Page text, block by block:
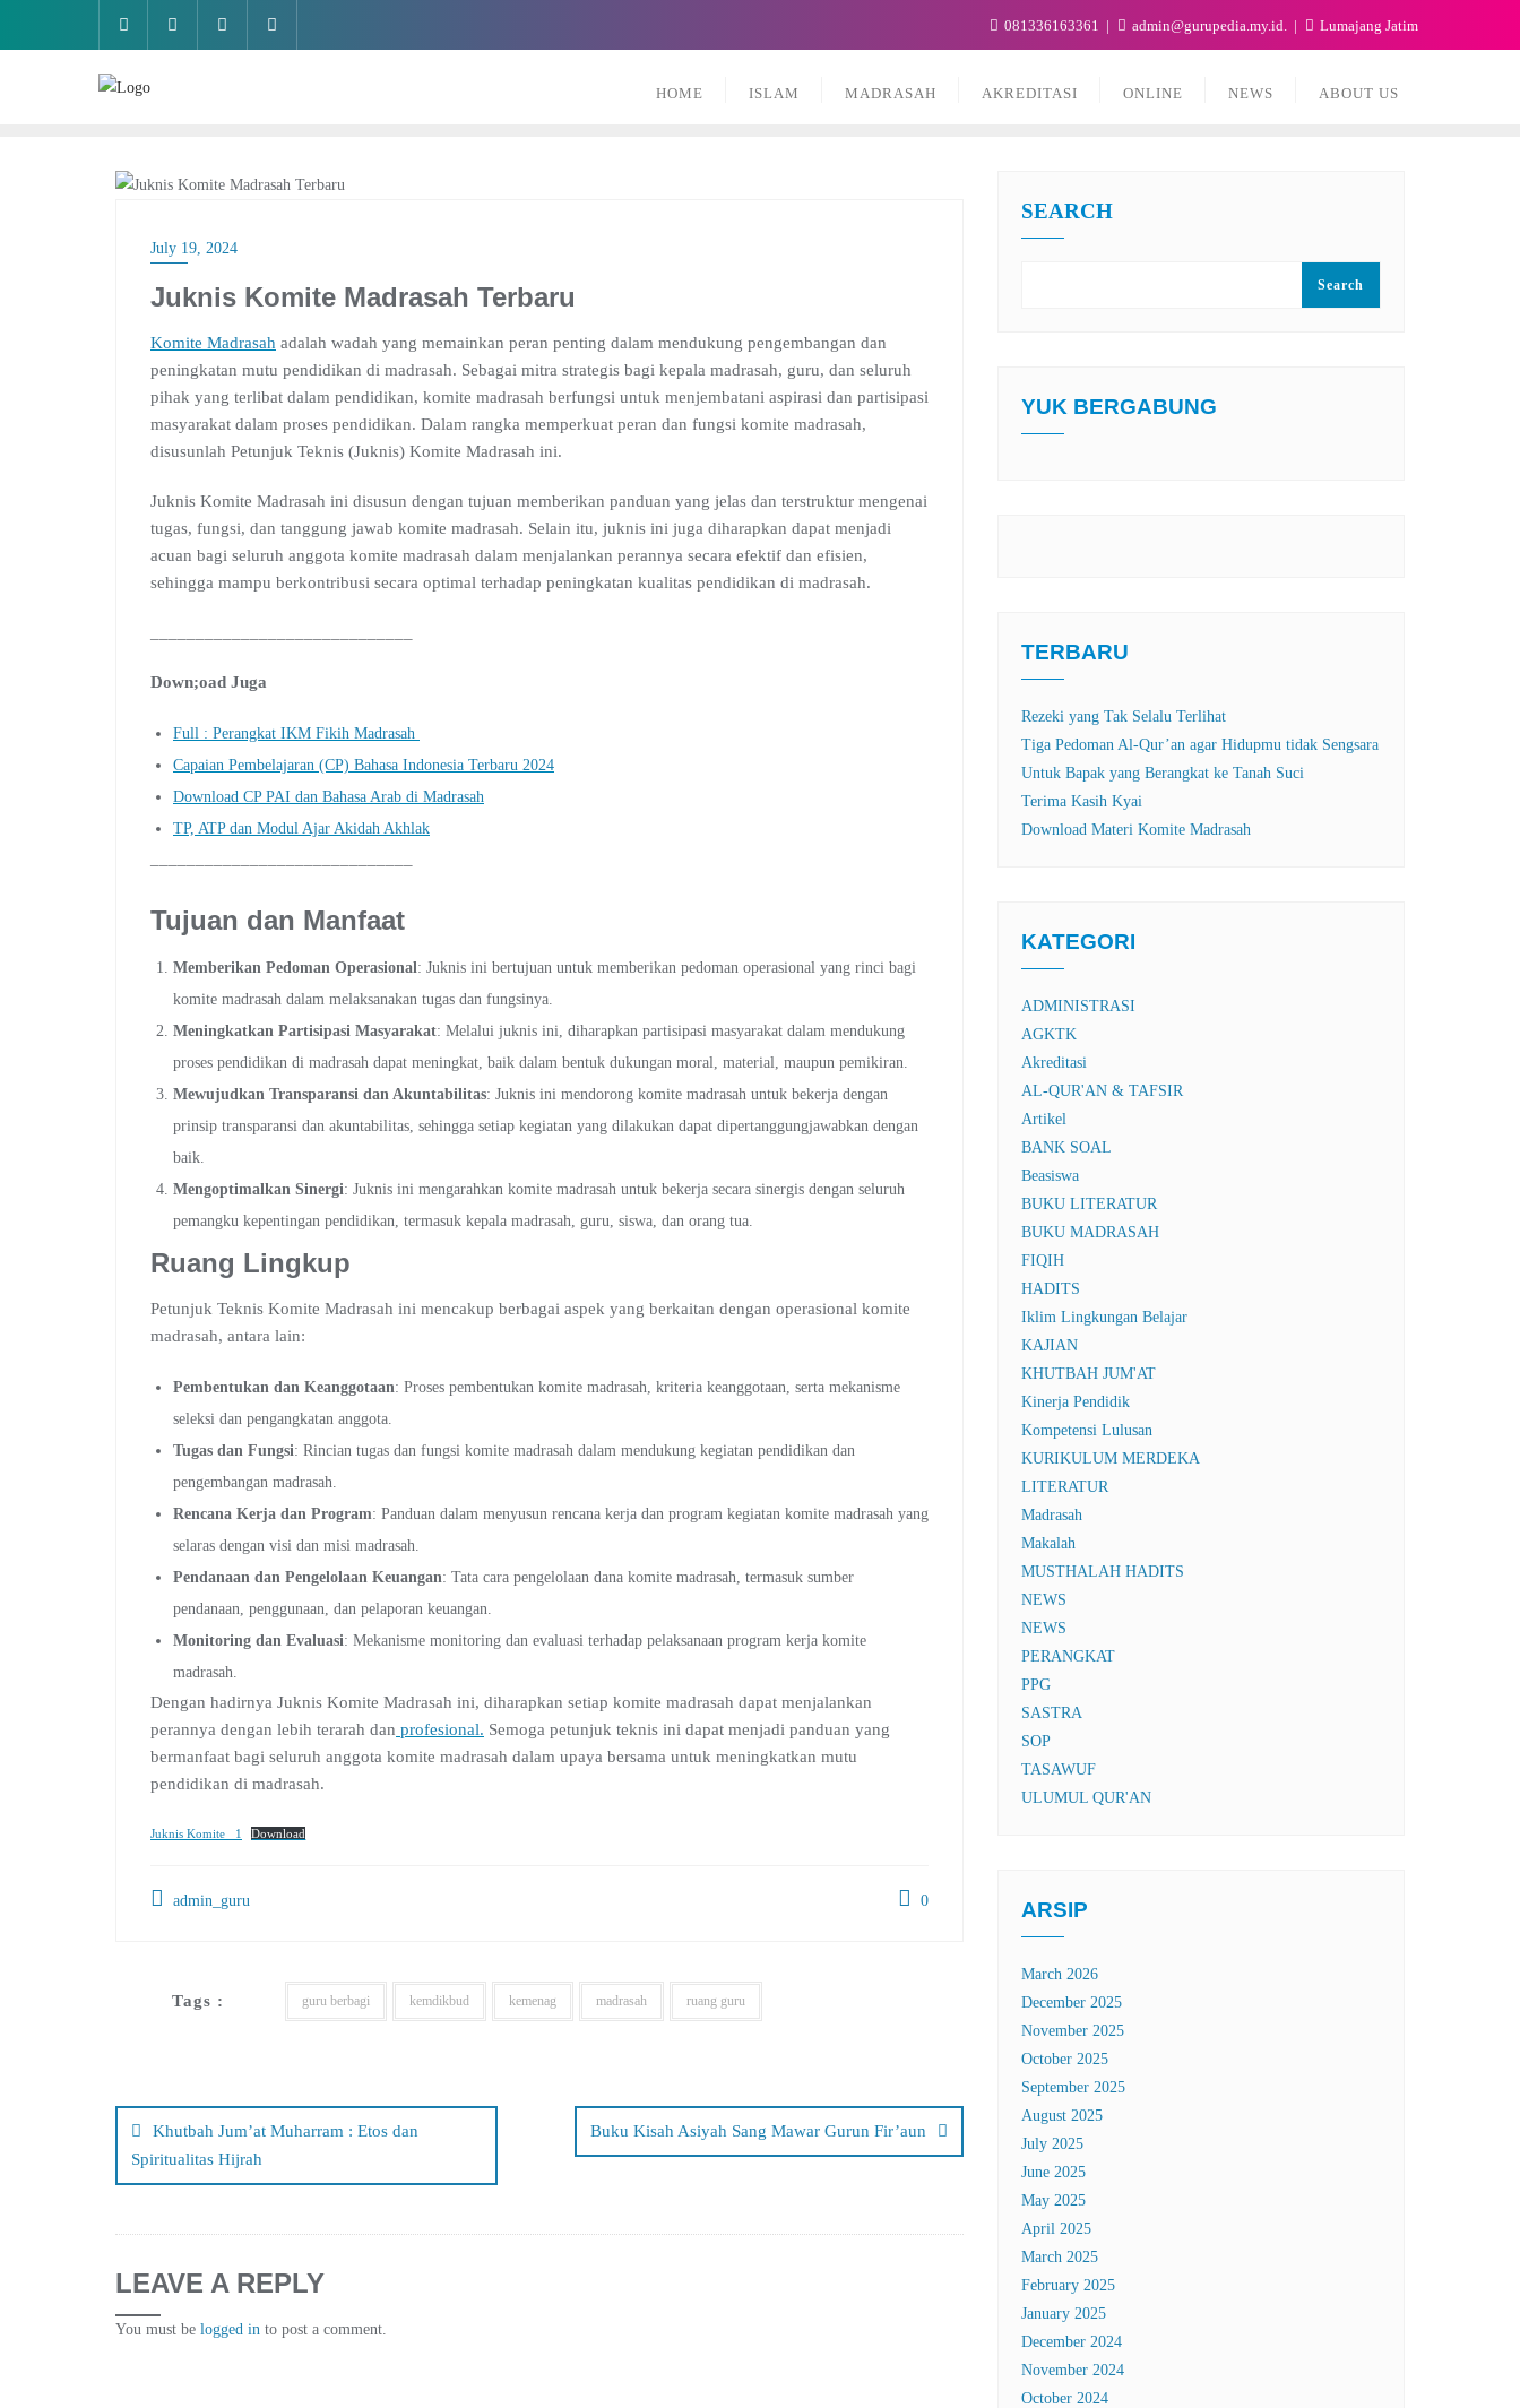
081336163361 admin@gurupedia.my.id. Lumajang Jatim
HOME ISLAM MADRASAH AKREDITASI ONLINE NEWS ABOUT US
July 19, 2024
Juknis Komite Madrasah Terbaru
Komite Madrasah adalah wadah yang memainkan peran penting dalam mendukung pengembangan dan
peningkatan mutu pendidikan di madrasah. Sebagai mitra strategis bagi kepala madrasah, guru, dan seluruh
pihak yang terlibat dalam pendidikan, komite madrasah berfungsi untuk menjembatani aspirasi dan partisipasi
masyarakat dalam proses pendidikan. Dalam rangka memperkuat peran dan fungsi komite madrasah,
disusunlah Petunjuk Teknis (Juknis) Komite Madrasah ini.
Juknis Komite Madrasah ini disusun dengan tujuan memberikan panduan yang jelas dan terstruktur mengenai
tugas, fungsi, dan tanggung jawab komite madrasah. Selain itu, juknis ini juga diharapkan dapat menjadi
acuan bagi seluruh anggota komite madrasah dalam menjalankan perannya secara efektif dan efisien,
sehingga mampu berkontribusi secara optimal terhadap peningkatan kualitas pendidikan di madrasah.
Down;oad Juga
Full : Perangkat IKM Fikih Madrasah
Capaian Pembelajaran (CP) Bahasa Indonesia Terbaru 2024
Download CP PAI dan Bahasa Arab di Madrasah
TP, ATP dan Modul Ajar Akidah Akhlak
Tujuan dan Manfaat
Memberikan Pedoman Operasional: Juknis ini bertujuan untuk memberikan pedoman operasional yang rinci bagi
komite madrasah dalam melaksanakan tugas dan fungsinya.
Meningkatkan Partisipasi Masyarakat: Melalui juknis ini, diharapkan partisipasi masyarakat dalam mendukung
proses pendidikan di madrasah dapat meningkat, baik dalam bentuk dukungan moral, material, maupun pemikiran.
Mewujudkan Transparansi dan Akuntabilitas: Juknis ini mendorong komite madrasah untuk bekerja dengan
prinsip transparansi dan akuntabilitas, sehingga setiap kegiatan yang dilakukan dapat dipertanggungjawabkan dengan
baik.
Mengoptimalkan Sinergi: Juknis ini mengarahkan komite madrasah untuk bekerja secara sinergis dengan seluruh
pemangku kepentingan pendidikan, termasuk kepala madrasah, guru, siswa, dan orang tua.
Ruang Lingkup
Petunjuk Teknis Komite Madrasah ini mencakup berbagai aspek yang berkaitan dengan operasional komite
madrasah, antara lain:
Pembentukan dan Keanggotaan: Proses pembentukan komite madrasah, kriteria keanggotaan, serta mekanisme
seleksi dan pengangkatan anggota.
Tugas dan Fungsi: Rincian tugas dan fungsi komite madrasah dalam mendukung kegiatan pendidikan dan
pengembangan madrasah.
Rencana Kerja dan Program: Panduan dalam menyusun rencana kerja dan program kegiatan komite madrasah yang
selaras dengan visi dan misi madrasah.
Pendanaan dan Pengelolaan Keuangan: Tata cara pengelolaan dana komite madrasah, termasuk sumber
pendanaan, penggunaan, dan pelaporan keuangan.
Monitoring dan Evaluasi: Mekanisme monitoring dan evaluasi terhadap pelaksanaan program kerja komite
madrasah.
Dengan hadirnya Juknis Komite Madrasah ini, diharapkan setiap komite madrasah dapat menjalankan
perannya dengan lebih terarah dan profesional. Semoga petunjuk teknis ini dapat menjadi panduan yang
bermanfaat bagi seluruh anggota komite madrasah dalam upaya bersama untuk meningkatkan mutu
pendidikan di madrasah.
Juknis Komite _1 Download
admin_guru 0
Tags : guru berbagi kemdikbud kemenag madrasah ruang guru
navigation
Khutbah Jum’at Muharram : Etos dan
Spiritualitas Hijrah
Buku Kisah Asiyah Sang Mawar Gurun Fir’aun
LEAVE A REPLY
You must be logged in to post a comment.
SEARCH
Search
YUK BERGABUNG
TERBARU
Rezeki yang Tak Selalu Terlihat
Tiga Pedoman Al-Qur’an agar Hidupmu tidak Sengsara
Untuk Bapak yang Berangkat ke Tanah Suci
Terima Kasih Kyai
Download Materi Komite Madrasah
KATEGORI
ADMINISTRASI
AGKTK
Akreditasi
AL-QUR'AN & TAFSIR
Artikel
BANK SOAL
Beasiswa
BUKU LITERATUR
BUKU MADRASAH
FIQIH
HADITS
Iklim Lingkungan Belajar
KAJIAN
KHUTBAH JUM'AT
Kinerja Pendidik
Kompetensi Lulusan
KURIKULUM MERDEKA
LITERATUR
Madrasah
Makalah
MUSTHALAH HADITS
NEWS
NEWS
PERANGKAT
PPG
SASTRA
SOP
TASAWUF
ULUMUL QUR'AN
ARSIP
March 2026
December 2025
November 2025
October 2025
September 2025
August 2025
July 2025
June 2025
May 2025
April 2025
March 2025
February 2025
January 2025
December 2024
November 2024
October 2024